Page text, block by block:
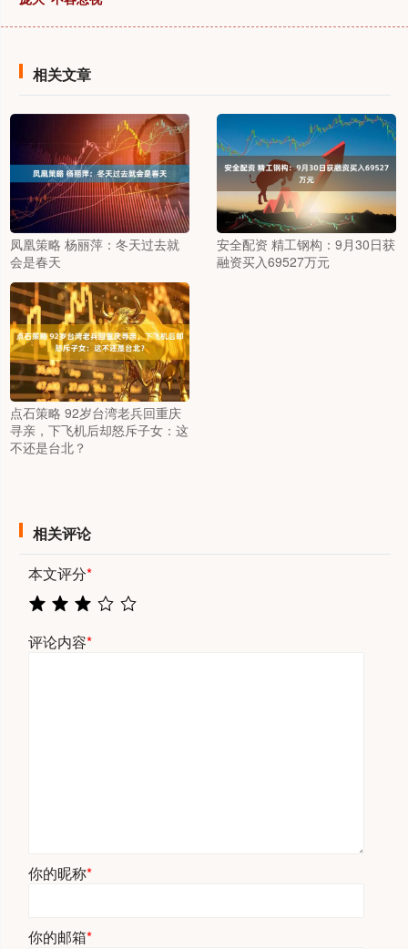
相关文章
凤凰策略 杨丽萍：冬天过去就
会是春天
安全配资 精工钢构：9月30日获
融资买入69527万元
点石策略 92岁台湾老兵回重庆
寻亲，下飞机后却怒斥子女：这
不还是台北？
相关评论
本文评分*
评论内容*
你的昵称*
你的邮箱*